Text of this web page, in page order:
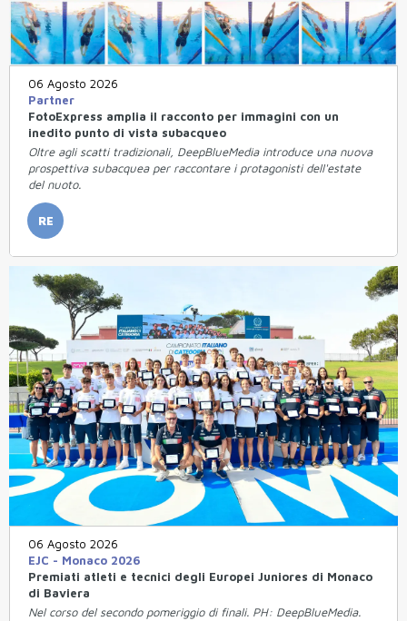
06 Agosto 2026
Partner
FotoExpress amplia il racconto per immagini con un
inedito punto di vista subacqueo
Oltre agli scatti tradizionali, DeepBlueMedia introduce una nuova
prospettiva subacquea per raccontare i protagonisti dell'estate
del nuoto.
RE
06 Agosto 2026
EJC - Monaco 2026
Premiati atleti e tecnici degli Europei Juniores di Monaco
di Baviera
Nel corso del secondo pomeriggio di finali. PH: DeepBlueMedia.